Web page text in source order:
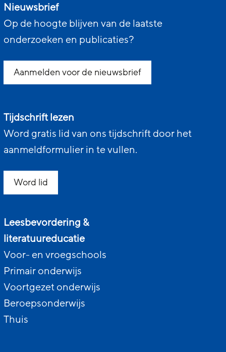
Nieuwsbrief
Op de hoogte blijven van de laatste
onderzoeken en publicaties?
Aanmelden voor de nieuwsbrief
Tijdschrift lezen
Word gratis lid van ons tijdschrift door het
aanmeldformulier in te vullen.
Word lid
Leesbevordering &
literatuureducatie
Voor- en vroegschools
Primair onderwijs
Voortgezet onderwijs
Beroepsonderwijs
Thuis